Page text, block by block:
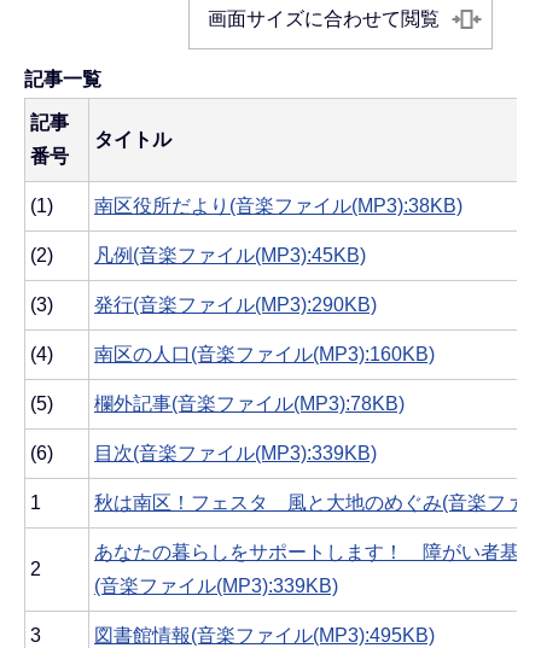
画面サイズに合わせて閲覧
記事一覧
記事
番号
タイトル
(1) 南区役所だより(音楽ファイル(MP3):38KB)
(2) 凡例(音楽ファイル(MP3):45KB)
(3) 発行(音楽ファイル(MP3):290KB)
(4) 南区の人口(音楽ファイル(MP3):160KB)
(5) 欄外記事(音楽ファイル(MP3):78KB)
(6) 目次(音楽ファイル(MP3):339KB)
1 秋は南区！フェスタ 風と大地のめぐみ(音楽ファ
2
あなたの暮らしをサポートします！ 障がい者基
(音楽ファイル(MP3):339KB)
3 図書館情報(音楽ファイル(MP3):495KB)